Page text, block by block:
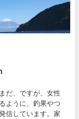
だ、ですが、女性
ように、釣果やつ
信しています。家